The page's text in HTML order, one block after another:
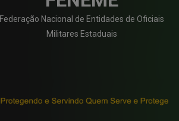
Federação Nacional de Entidades de Oficiais
Militares Estaduais